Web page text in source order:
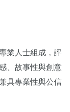
業人士組成，評
、故事性與創意
具專業性與公信